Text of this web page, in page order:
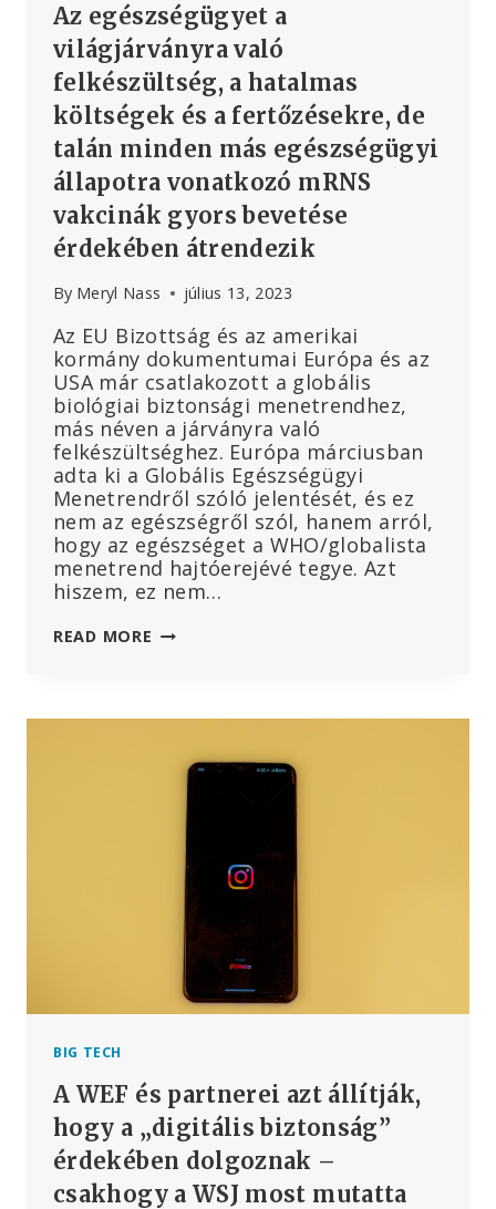
ORSZÁG
ÉPÍTSEN
EGY
GENOMIKAI
SZEKVENÁLÓ
LABORATÓRIUMOT
Az egészségügyet a
világjárványra való
felkészültség, a hatalmas
költségek és a fertőzésekre, de
talán minden más egészségügyi
állapotra vonatkozó mRNS
vakcinák gyors bevetése
érdekében átrendezik
By Meryl Nass július 13, 2023
Az EU Bizottság és az amerikai
kormány dokumentumai Európa és az
USA már csatlakozott a globális
biológiai biztonsági menetrendhez,
más néven a járványra való
felkészültséghez. Európa márciusban
adta ki a Globális Egészségügyi
Menetrendről szóló jelentését, és ez
nem az egészségről szól, hanem arról,
hogy az egészséget a WHO/globalista
menetrend hajtóerejévé tegye. Azt
hiszem, ez nem…
READ MORE AZ
KÖLTSÉGEK
FERTŐZÉSEKRE,
TALÁN
MÁS
EGÉSZSÉGÜGYI
VAKCINÁK
GYORS
BEVETÉSE
ÉRDEKÉBEN
ÁTRENDEZIK
BIG TECH
A WEF és partnerei azt állítják,
hogy a „digitális biztonság”
érdekében dolgoznak –
csakhogy a WSJ most mutatta